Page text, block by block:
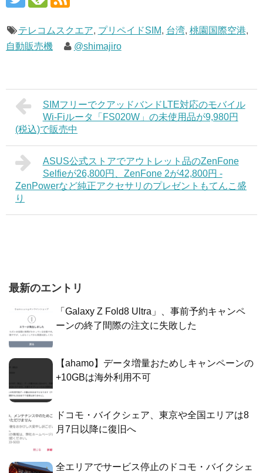
テレコムスクエア, プリペイドSIM, 台湾, 桃園国際空港,
自動販売機
@shimajiro
SIMフリーでクアッドバンドLTE対応のモバイル
Wi-Fiルータ「FS020W」の未使用品が9,980円
(税込)で販売中
ASUS公式ストアでアウトレット品のZenFone
Selfieが26,800円、ZenFone 2が42,800円 -
ZenPowerなど純正アクセサリのプレゼントもてんこ盛
り
最新のエントリ
「Galaxy Z Fold8 Ultra」、事前予約キャンペ
ーンの終了間際の注文に失敗した
【ahamo】データ増量おためしキャンペーンの
+10GBは海外利用不可
ドコモ・バイクシェア、東京や全国エリアは8
月7日以降に復旧へ
全エリアでサービス停止のドコモ・バイクシェ